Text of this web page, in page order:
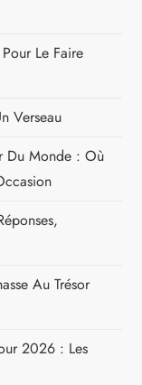
Le Faire
Verseau
Du Monde : Où
Au Trésor
2026 : Les